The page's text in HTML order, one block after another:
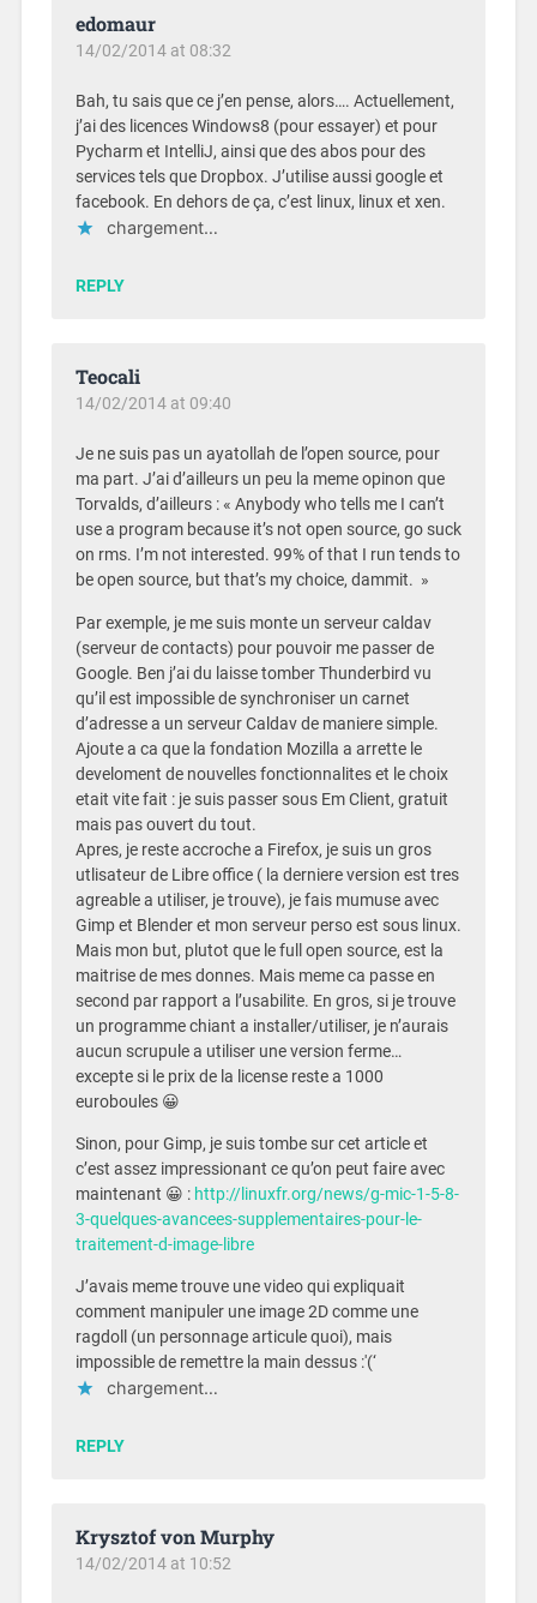
edomaur
14/02/2014 at 08:32
Bah, tu sais que ce j’en pense, alors…. Actuellement,
j’ai des licences Windows8 (pour essayer) et pour
Pycharm et IntelliJ, ainsi que des abos pour des
services tels que Dropbox. J’utilise aussi google et
facebook. En dehors de ça, c’est linux, linux et xen.
chargement…
REPLY
Teocali
14/02/2014 at 09:40
Je ne suis pas un ayatollah de l’open source, pour
ma part. J’ai d’ailleurs un peu la meme opinon que
Torvalds, d’ailleurs : « Anybody who tells me I can’t
use a program because it’s not open source, go suck
on rms. I’m not interested. 99% of that I run tends to
be open source, but that’s my choice, dammit. »
Par exemple, je me suis monte un serveur caldav
(serveur de contacts) pour pouvoir me passer de
Google. Ben j’ai du laisse tomber Thunderbird vu
qu’il est impossible de synchroniser un carnet
d’adresse a un serveur Caldav de maniere simple.
Ajoute a ca que la fondation Mozilla a arrette le
develoment de nouvelles fonctionnalites et le choix
etait vite fait : je suis passer sous Em Client, gratuit
mais pas ouvert du tout.
Apres, je reste accroche a Firefox, je suis un gros
utlisateur de Libre office ( la derniere version est tres
agreable a utiliser, je trouve), je fais mumuse avec
Gimp et Blender et mon serveur perso est sous linux.
Mais mon but, plutot que le full open source, est la
maitrise de mes donnes. Mais meme ca passe en
second par rapport a l’usabilite. En gros, si je trouve
un programme chiant a installer/utiliser, je n’aurais
aucun scrupule a utiliser une version ferme…
excepte si le prix de la license reste a 1000
euroboules 😀
Sinon, pour Gimp, je suis tombe sur cet article et
c’est assez impressionant ce qu’on peut faire avec
maintenant 😀 : http://linuxfr.org/news/g-mic-1-5-8-
3-quelques-avancees-supplementaires-pour-le-
traitement-d-image-libre
J’avais meme trouve une video qui expliquait
comment manipuler une image 2D comme une
ragdoll (un personnage articule quoi), mais
impossible de remettre la main dessus :'(‘
chargement…
REPLY
Krysztof von Murphy
14/02/2014 at 10:52